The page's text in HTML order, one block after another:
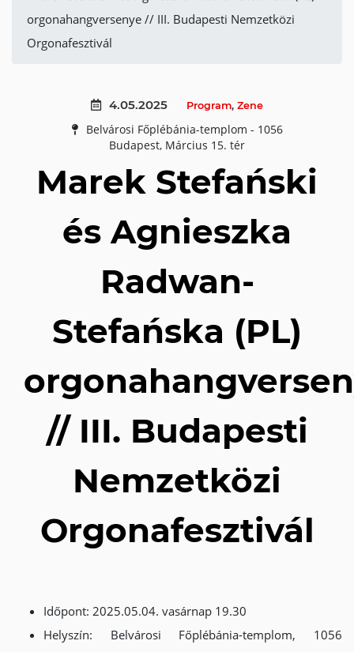
orgonahangversenye // III. Budapesti Nemzetközi
Orgonafesztivál
4.05.2025 Program, Zene
Belvárosi Főplébánia-templom - 1056
Budapest, Március 15. tér
Marek Stefański
és Agnieszka
Radwan-
Stefańska (PL)
// III. Budapesti
Nemzetközi
Orgonafesztivál
Időpont: 2025.05.04. vasárnap 19.30
Helyszín: Belvárosi Főplébánia-templom, 1056